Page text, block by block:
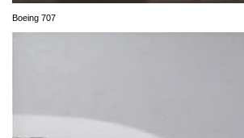
Boeing 707